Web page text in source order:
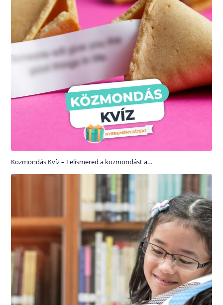
Közmondás Kvíz – Felismered a közmondást a…